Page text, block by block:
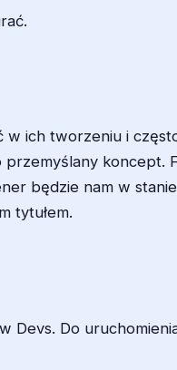
ich tworzeniu i
koncept.
będzie nam w
tytułem.
Devs. Do